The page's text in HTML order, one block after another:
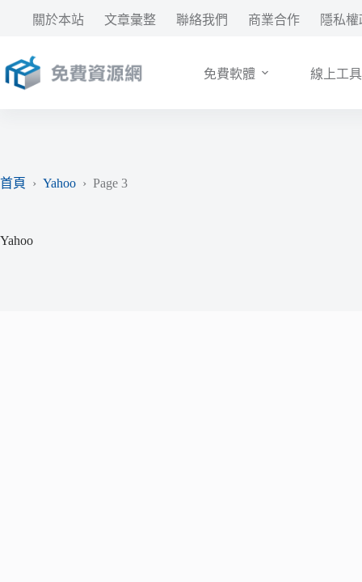
要
內
關於本站 文章彙整 聯絡我們 商業合作 隱私
免費軟體 線上工具
首頁 › Yahoo › Page 3
Yahoo